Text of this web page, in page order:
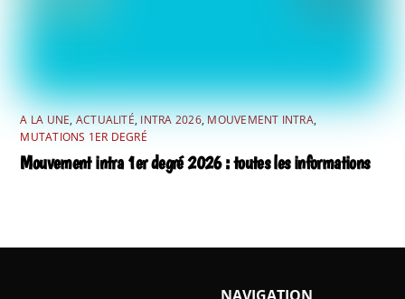
A LA UNE,ACTUALITÉ,INTRA 2026,MOUVEMENT INTRA,
MUTATIONS 1ER DEGRÉ
Mouvement intra 1er degré 2026 : toutes les informations